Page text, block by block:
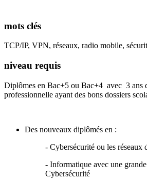
mots clés
TCP/IP, VPN, réseaux, radio mobile,
niveau requis
Diplômes en Bac+5 ou Bac+4 avec 3 ans
professionnelle ayant des bons dossiers
Des nouveaux diplômés en :
- Cybersécurité ou les réseaux
- Informatique avec une
Cybersécurité